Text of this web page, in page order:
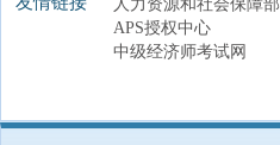
人力资源和社会保障部
APS授权中心
中级经济师考试网